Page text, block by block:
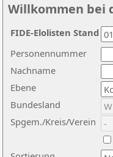
Willkommen bei
Nachname
Ebene
Personennummer
Bundesland
Spgem./Kreis/Verein
FIDE-Elolisten Stand